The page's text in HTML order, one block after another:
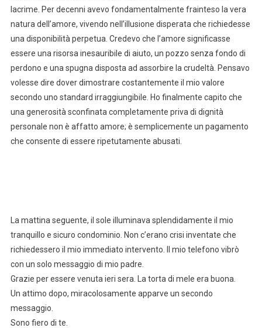
lacrime. Per decenni avevo fondamentalmente frainteso la vera
natura dell’amore, vivendo nell’illusione disperata che richiedesse
una disponibilità perpetua. Credevo che l’amore significasse
essere una risorsa inesauribile di aiuto, un pozzo senza fondo di
perdono e una spugna disposta ad assorbire la crudeltà. Pensavo
volesse dire dover dimostrare costantemente il mio valore
secondo uno standard irraggiungibile. Ho finalmente capito che
una generosità sconfinata completamente priva di dignità
personale non è affatto amore; è semplicemente un pagamento
che consente di essere ripetutamente abusati.
La mattina seguente, il sole illuminava splendidamente il mio
tranquillo e sicuro condominio. Non c’erano crisi inventate che
richiedessero il mio immediato intervento. Il mio telefono vibrò
con un solo messaggio di mio padre.
Grazie per essere venuta ieri sera. La torta di mele era buona.
Un attimo dopo, miracolosamente apparve un secondo
messaggio.
Sono fiero di te.